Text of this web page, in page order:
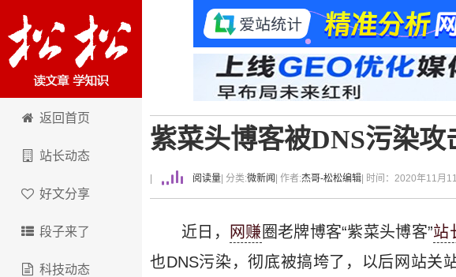
卢松松博客
返回首页
站长动态
好文分享
段子来了
科技动态
紫菜头博客被DNS污染攻
阅读量 | 分类:微新闻 | 作者:杰哥-松松编辑 | 时间：2020年11月
近日， 网赚圈老牌博客“紫菜头博客”站
也DNS污染，彻底被搞垮了，以后网站关